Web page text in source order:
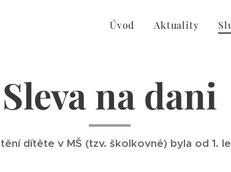
Úvod Aktuality
Sleva na dani
dítěte v MŠ (tzv. školkovné) byla od 1.